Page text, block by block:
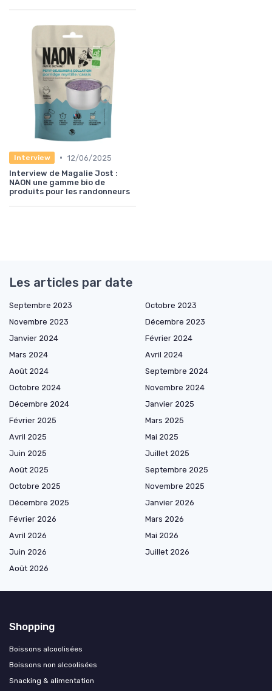
Interview • 12/06/2025
Interview de Magalie Jost :
NAON une gamme bio de
produits pour les randonneurs
Les articles par date
Septembre 2023
Octobre 2023
Novembre 2023
Décembre 2023
Janvier 2024
Février 2024
Mars 2024
Avril 2024
Août 2024
Septembre 2024
Octobre 2024
Novembre 2024
Décembre 2024
Janvier 2025
Février 2025
Mars 2025
Avril 2025
Mai 2025
Juin 2025
Juillet 2025
Août 2025
Septembre 2025
Octobre 2025
Novembre 2025
Décembre 2025
Janvier 2026
Février 2026
Mars 2026
Avril 2026
Mai 2026
Juin 2026
Juillet 2026
Août 2026
Shopping
Boissons alcoolisées
Boissons non alcoolisées
Snacking & alimentation